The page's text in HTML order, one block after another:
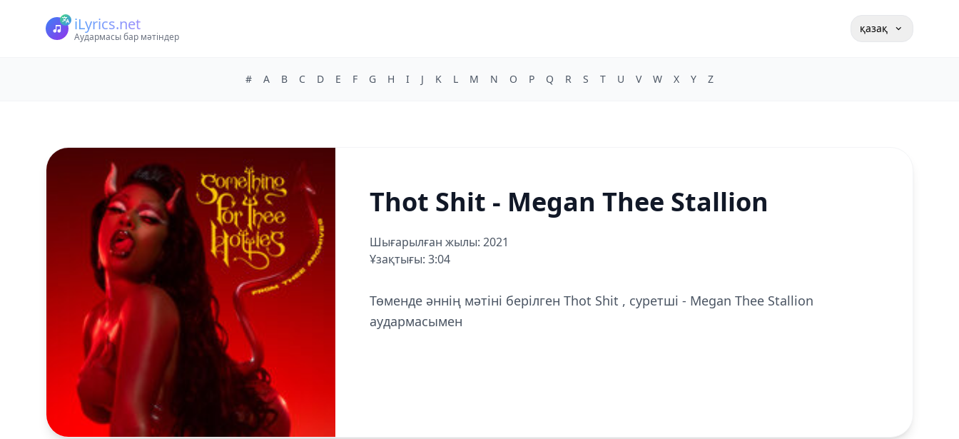
iLyrics.net
Аудармасы бар мәтіндер
қазақ
# A B C D E F G H I J K L M N O P Q R S T U V W X Y Z
Thot Shit - Megan Thee Stallion
Шығарылған жылы: 2021
Ұзақтығы: 3:04
Төменде әннің мәтіні берілген Thot Shit , суретші - Megan Thee Stallion
аудармасымен